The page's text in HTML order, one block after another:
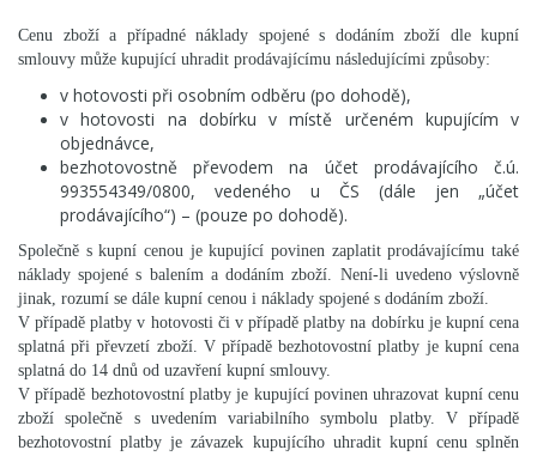
Cenu zboží a případné náklady spojené s dodáním zboží dle kupní
smlouvy může kupující uhradit prodávajícímu následujícími způsoby:
v hotovosti při osobním odběru (po dohodě),
v hotovosti na dobírku v místě určeném kupujícím v
objednávce,
bezhotovostně převodem na účet prodávajícího č.ú.
993554349/0800, vedeného u ČS (dále jen „účet
prodávajícího“) – (pouze po dohodě).
Společně s kupní cenou je kupující povinen zaplatit prodávajícímu také
náklady spojené s balením a dodáním zboží. Není-li uvedeno výslovně
jinak, rozumí se dále kupní cenou i náklady spojené s dodáním zboží.
V případě platby v hotovosti či v případě platby na dobírku je kupní cena
splatná při převzetí zboží. V případě bezhotovostní platby je kupní cena
splatná do 14 dnů od uzavření kupní smlouvy.
V případě bezhotovostní platby je kupující povinen uhrazovat kupní cenu
zboží společně s uvedením variabilního symbolu platby. V případě
bezhotovostní platby je závazek kupujícího uhradit kupní cenu splněn